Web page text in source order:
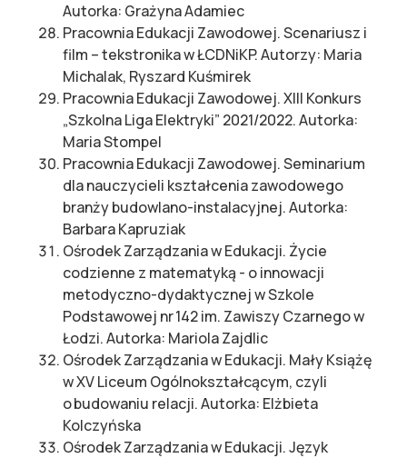
Autorka: Grażyna Adamiec
Pracownia Edukacji Zawodowej. Scenariusz i
film – tekstronika w ŁCDNiKP. Autorzy: Maria
Michalak, Ryszard Kuśmirek
Pracownia Edukacji Zawodowej. XIII Konkurs
„Szkolna Liga Elektryki” 2021/2022. Autorka:
Maria Stompel
Pracownia Edukacji Zawodowej. Seminarium
dla nauczycieli kształcenia zawodowego
branży budowlano-instalacyjnej. Autorka:
Barbara Kapruziak
Ośrodek Zarządzania w Edukacji. Życie
codzienne z matematyką - o innowacji
metodyczno-dydaktycznej w Szkole
Podstawowej nr 142 im. Zawiszy Czarnego w
Łodzi. Autorka: Mariola Zajdlic
Ośrodek Zarządzania w Edukacji. Mały Książę
w XV Liceum Ogólnokształcącym, czyli
o budowaniu relacji. Autorka: Elżbieta
Kolczyńska
Ośrodek Zarządzania w Edukacji. Język